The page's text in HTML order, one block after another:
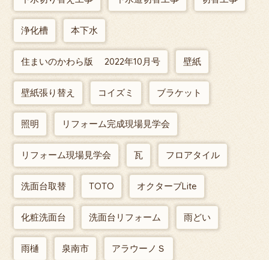
浄化槽 本下水
住まいのかわら版 2022年10月号 壁紙
壁紙張り替え コイズミ ブラケット
照明 リフォーム完成現場見学会
リフォーム現場見学会 瓦 フロアタイル
洗面台取替 TOTO オクターブLite
化粧洗面台 洗面台リフォーム 雨どい
雨樋 泉南市 アラウーノＳ